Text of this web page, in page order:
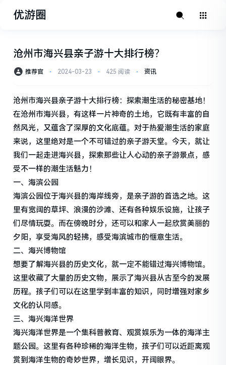
优游圈
沧州市海兴县亲子游十大排行榜？
推荐官 ⋅ 2024-03-23 ⋅ 425 阅读 ⋅ 资讯
沧州市海兴县亲子游十大排行榜：探索潮生活的秘密基地！
在沧州市海兴县，有这样一片神奇的土地，它既有丰富的自
然风光，又蕴含了深厚的文化底蕴。对于热爱潮生活的家庭
来说，这里绝对是一个不可错过的亲子游天堂。今天，就让
我们一起走进海兴县，探索那些让人心动的亲子游景点，感
受不一样的潮生活魅力！
一、海滨公园
海滨公园位于海兴县的海岸线旁，是亲子游的首选之地。这
里有宽阔的草坪、浪漫的沙滩、还有各种娱乐设施，让孩子
们尽情玩耍。而在傍晚时分，还可以和家人一起欣赏美丽的
夕阳，享受海风的轻拂，感受海滨城市的惬意生活。
二、海兴博物馆
想要了解海兴县的历史文化，就一定不能错过海兴博物馆。
这里收藏了大量的历史文物，展示了海兴县从古至今的发展
历程。孩子们可以在这里学到丰富的知识，同时增强对家乡
文化的认同感。
三、海兴海洋世界
海兴海洋世界是一个集科普教育、观赏娱乐为一体的海洋主
题公园。这里有各种珍稀的海洋生物，孩子们可以近距离观
赏到海洋生物的奇妙世界，增长见识，开阔眼界。